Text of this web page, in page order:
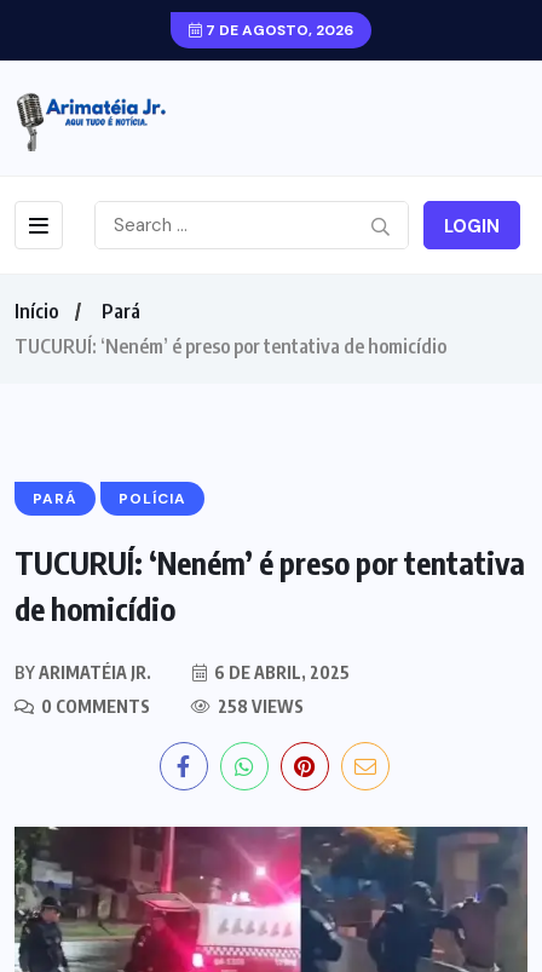
7 DE AGOSTO, 2026
LOGIN
Início
Pará
TUCURUÍ: ‘Neném’ é preso por tentativa de homicídio
PARÁ POLÍCIA
TUCURUÍ: ‘Neném’ é preso por tentativa
de homicídio
BYARIMATÉIA JR.
6 DE ABRIL, 2025
0 COMMENTS
258 VIEWS